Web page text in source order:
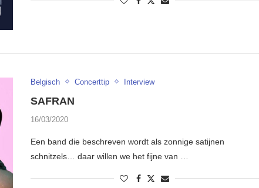
Belgisch Concerttip Interview
SAFRAN
16/03/2020
Een band die beschreven wordt als zonnige satijnen
schnitzels… daar willen we het fijne van …